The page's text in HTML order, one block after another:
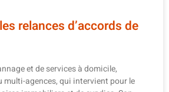
relances d’accords de
et de services à domicile,
multi-agences, qui intervient pour le